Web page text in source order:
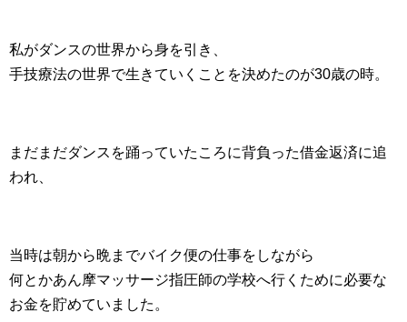
私がダンスの世界から身を引き、
手技療法の世界で生きていくことを決めたのが30歳の時。
まだまだダンスを踊っていたころに背負った借金返済に追
われ、
当時は朝から晩までバイク便の仕事をしながら
何とかあん摩マッサージ指圧師の学校へ行くために必要な
お金を貯めていました。